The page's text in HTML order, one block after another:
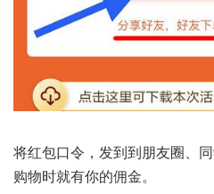
将红包口令，发到到朋友圈、
购物时就有你的佣金。